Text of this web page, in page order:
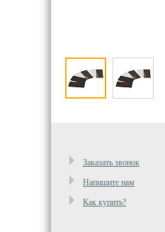
Заказать звонок
Напишите нам
Как купить?